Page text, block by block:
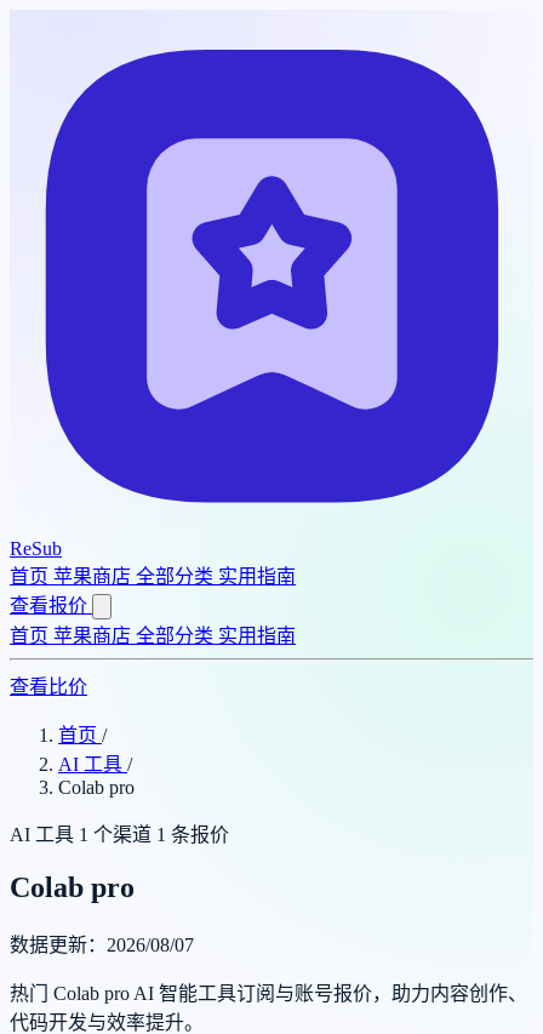
ReSub
首页 苹果商店 全部分类 实用指南
查看报价
首页 苹果商店 全部分类 实用指南
查看比价
首页 /
AI 工具 /
Colab pro
AI 工具 1 个渠道 1 条报价
Colab pro
数据更新：2026/08/07
热门 Colab pro AI 智能工具订阅与账号报价，助力内容创作、
代码开发与效率提升。